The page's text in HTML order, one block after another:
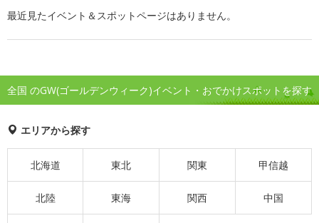
最近見たイベント＆スポットページはありません。
全国 のGW(ゴールデンウィーク)イベント・おでかけスポットを探す
エリアから探す
北海道 東北 関東 甲信越
北陸 東海 関西 中国